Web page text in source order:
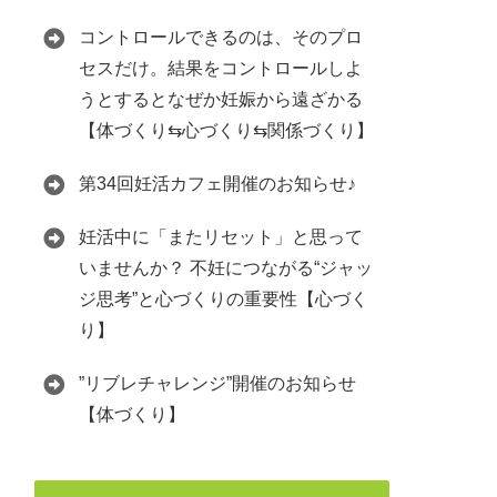
コントロールできるのは、そのプロ
セスだけ。結果をコントロールしよ
うとするとなぜか妊娠から遠ざかる
【体づくり⇆心づくり⇆関係づくり】
第34回妊活カフェ開催のお知らせ♪
妊活中に「またリセット」と思って
いませんか？ 不妊につながる“ジャッ
ジ思考”と心づくりの重要性【心づく
り】
”リブレチャレンジ”開催のお知らせ
【体づくり】